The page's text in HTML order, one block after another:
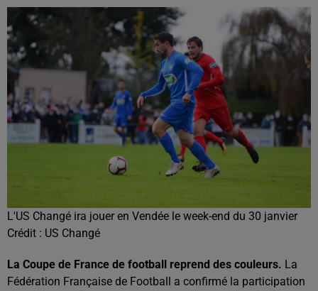
L'US Changé ira jouer en Vendée le week-end du 30 janvier
Crédit : US Changé
La Coupe de France de football reprend des couleurs. La
Fédération Française de Football a confirmé la participation